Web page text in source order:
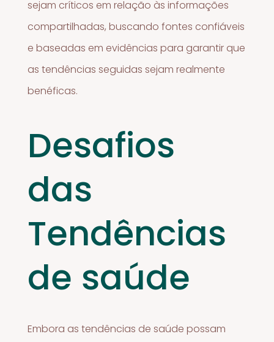
sejam críticos em relação às informações
compartilhadas, buscando fontes confiáveis
e baseadas em evidências para garantir que
as tendências seguidas sejam realmente
benéficas.
Desafios
das
Tendências
de saúde
Embora as tendências de saúde possam